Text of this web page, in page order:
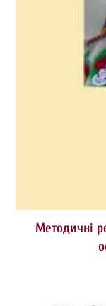
Методичні